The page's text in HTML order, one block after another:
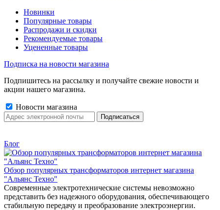
Новинки
Популярные товары
Распродажи и скидки
Рекомендуемые товары
Уцененные товары
Подписка на новости магазина
Подпишитесь на рассылку и получайте свежие новости и
акции нашего магазина.
Новости магазина
Блог
Обзор популярных трансформаторов интернет магазина
"Альянс Техно"
Современные электротехнические системы невозможно
представить без надежного оборудования, обеспечивающего
стабильную передачу и преобразование электроэнергии.